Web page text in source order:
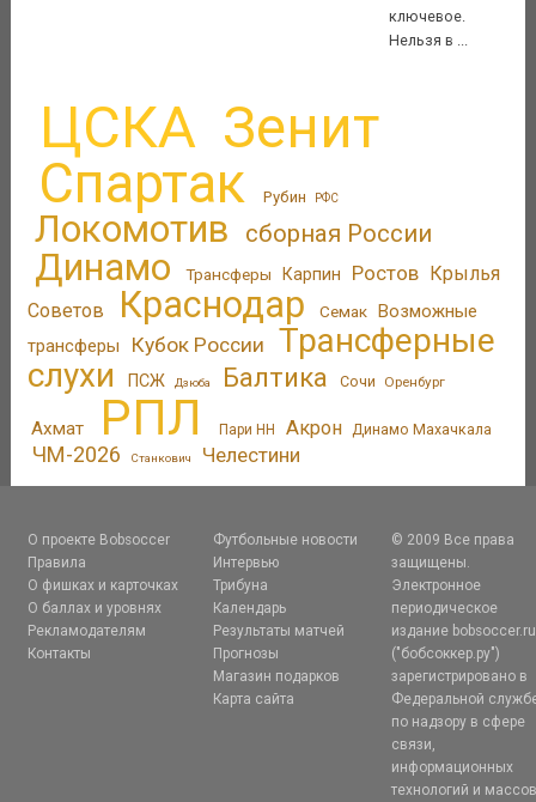
ключевое.
Нельзя в ...
ЦСКА Зенит
Спартак Рубин РФС
Локомотив сборная России
Динамо Трансферы Карпин Ростов
Крылья
Советов
Краснодар Семак Возможные
трансферы
Кубок России
Трансферные
слухи
ПСЖ Дзюба Балтика Сочи Оренбург
Ахмат РПЛ Пари НН Акрон Динамо Махачкала
ЧМ-2026 Станкович Челестини
О проекте Bobsoccer
Правила
О фишках и карточках
О баллах и уровнях
Рекламодателям
Контакты
Футбольные новости
Интервью
Трибуна
Календарь
Результаты матчей
Прогнозы
Магазин подарков
Карта сайта
© 2009 Все права
защищены.
Электронное
периодическое
издание bobsoccer.ru
("бобсоккер.ру")
зарегистрировано в
Федеральной
по надзору в сфере
связи,
информационных
технологий и